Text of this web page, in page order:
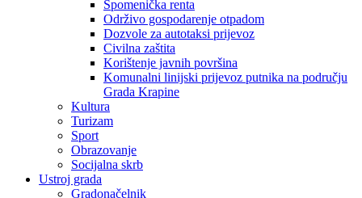
Spomenička renta
Održivo gospodarenje otpadom
Dozvole za autotaksi prijevoz
Civilna zaštita
Korištenje javnih površina
Komunalni linijski prijevoz putnika na području
Grada Krapine
Kultura
Turizam
Sport
Obrazovanje
Socijalna skrb
Ustroj grada
Gradonačelnik